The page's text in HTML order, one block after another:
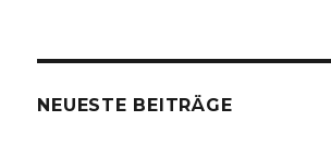
NEUESTE BEITRÄGE